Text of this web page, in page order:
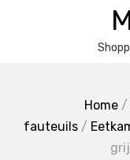
Home/
fauteuils/